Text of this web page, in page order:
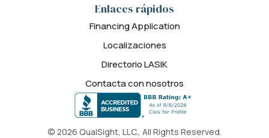
© 2026 QualSight, LLC., All Rights Reserved.
Enlaces rápidos
Financing Application
Localizaciones
Directorio LASIK
Contacta con nosotros